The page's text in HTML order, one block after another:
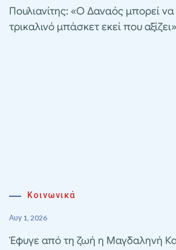
Πουλιανίτης: «Ο Δαναός μπορεί
τρικαλινό μπάσκετ εκεί που αξίζει»
Κοινωνικά
Αυγ 1, 2026
Έφυγε από τη ζωή η Μαγδαληνή